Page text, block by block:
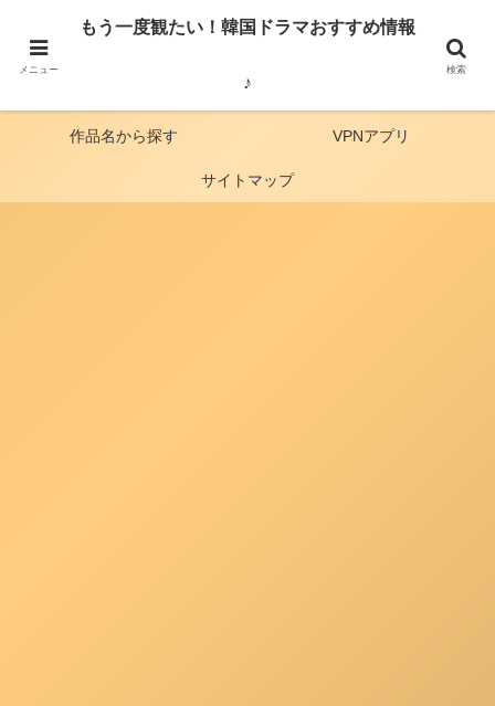
見どころ・俳優・番組の感想・韓国から見た日本の歴史など、韓国ドラマ・バ
ラエティー番組のおすすめをご紹介しています。
作品名から探す VPNアプリ
サイトマップ
メニュー
もう一度観たい！韓国ドラマおすすめ情報
♪
検索